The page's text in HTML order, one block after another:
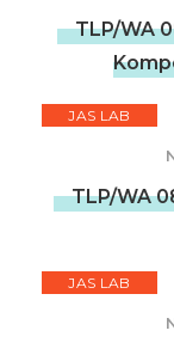
TLP/WA
JAS LAB
TLP/WA
JAS LAB